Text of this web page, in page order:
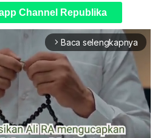
Channel Republika
arrow_forward_ios Baca selengkapnya